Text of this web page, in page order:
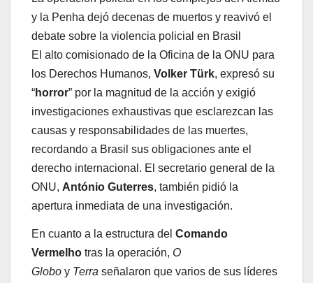
y la Penha dejó decenas de muertos y reavivó el
debate sobre la violencia policial en Brasil
El alto comisionado de la Oficina de la ONU para
los Derechos Humanos, Volker Türk, expresó su
“horror” por la magnitud de la acción y exigió
investigaciones exhaustivas que esclarezcan las
causas y responsabilidades de las muertes,
recordando a Brasil sus obligaciones ante el
derecho internacional. El secretario general de la
ONU, António Guterres, también pidió la
apertura inmediata de una investigación.
En cuanto a la estructura del Comando
Vermelho tras la operación, O
Globo y Terra señalaron que varios de sus líderes